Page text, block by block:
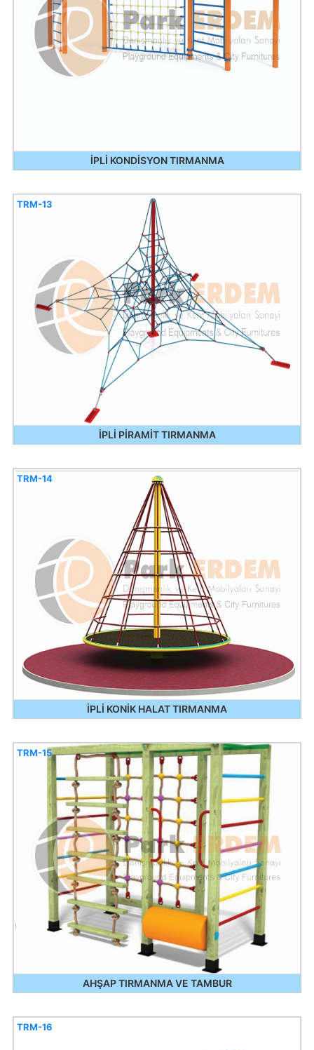
İPLİ KONDİSYON TIRMANMA
İPLİ PİRAMİT TIRMANMA
TRM-13
İPLİ KONİK HALAT TIRMANMA
TRM-14
AHŞAP TIRMANMA VE TAMBUR
TRM-15
TRM-16